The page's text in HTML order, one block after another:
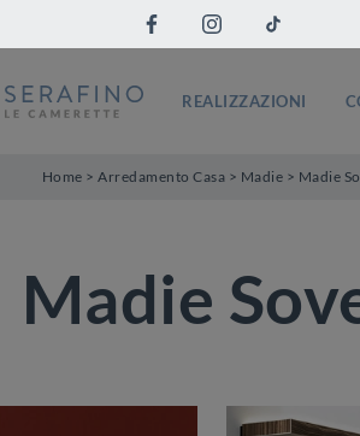
REALIZZAZIONI
Home >Arredamento Casa > Madie > Madie
Madie